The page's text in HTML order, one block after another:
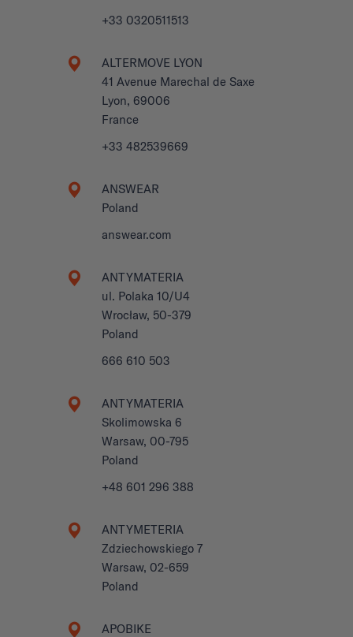
+33 0320511513
ALTERMOVE LYON
41 Avenue Marechal de Saxe
Lyon, 69006
France
+33 482539669
ANSWEAR
Poland
answear.com
ANTYMATERIA
ul. Polaka 10/U4
Wrocław, 50-379
Poland
666 610 503
ANTYMATERIA
Skolimowska 6
Warsaw, 00-795
Poland
+48 601 296 388
ANTYMETERIA
Zdziechowskiego 7
Warsaw, 02-659
Poland
APOBIKE